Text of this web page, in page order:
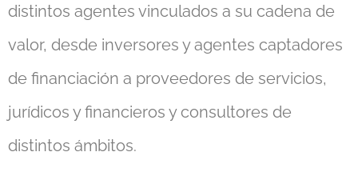
distintos agentes vinculados a su cadena de
valor, desde inversores y agentes captadores
de financiación a proveedores de servicios,
jurídicos y financieros y consultores de
distintos ámbitos.